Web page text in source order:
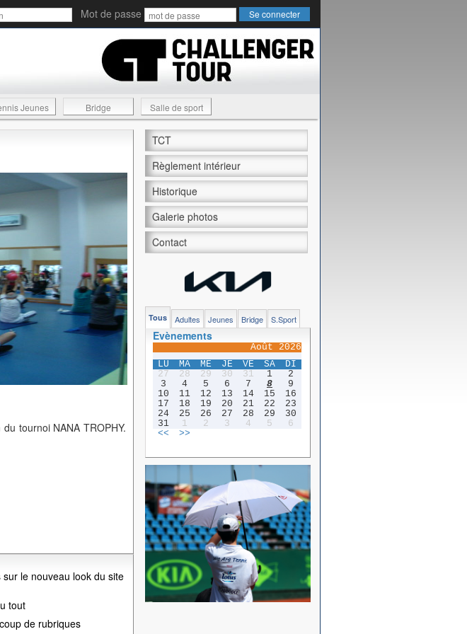
Mot de passe
Jeunes Bridge Salle de sport
tournoi NANA TROPHY.
le nouveau look du site
tout
de rubriques
TCT
Règlement intérieur
Historique
Galerie photos
Contact
Tous Adultes Jeunes Bridge S.Sport
Evènements
Août 2026
LU
MA ME JE VE SA
DI
27
28 29 30 31 1
2
3
4 5 6 7 8
9
10
11 12 13 14 15
16
17
18 19 20 21 22
23
24
25 26 27 28 29
30
31
1 2 3 4 5
6
<<
>>